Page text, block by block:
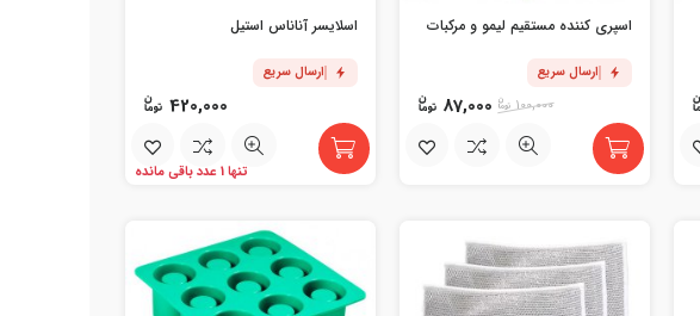
اسپری کننده مستقیم لیمو و مرکبات
ارسال سریع
100,000
87,000
اسلایسر آناناس استیل
ارسال سریع
420,000
تنها 1 عدد باقی مانده